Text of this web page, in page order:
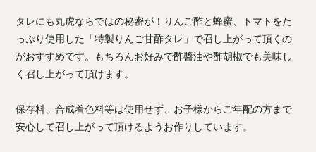
タレにも丸虎ならではの秘密が！りんご酢と蜂蜜、トマトをた
っぷり使用した「特製りんご甘酢タレ」で召し上がって頂くの
がおすすめです。もちろんお好みで酢醬油や酢胡椒でも美味し
く召し上がって頂けます。
保存料、合成着色料等は使用せず、お子様からご年配の方まで
安心して召し上がって頂けるようお作りしています。